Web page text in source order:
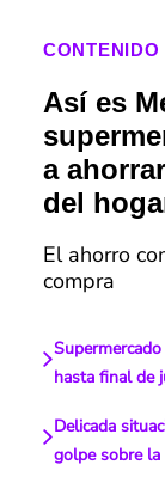
CONTENIDO
Así es
a
del
El ahorro
compra
hasta final de
Delicada
golpe sobre la